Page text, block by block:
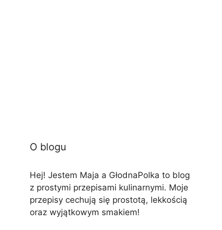
O blogu
Hej! Jestem Maja a GłodnaPolka to blog
z prostymi przepisami kulinarnymi. Moje
przepisy cechują się prostotą, lekkością
oraz wyjątkowym smakiem!